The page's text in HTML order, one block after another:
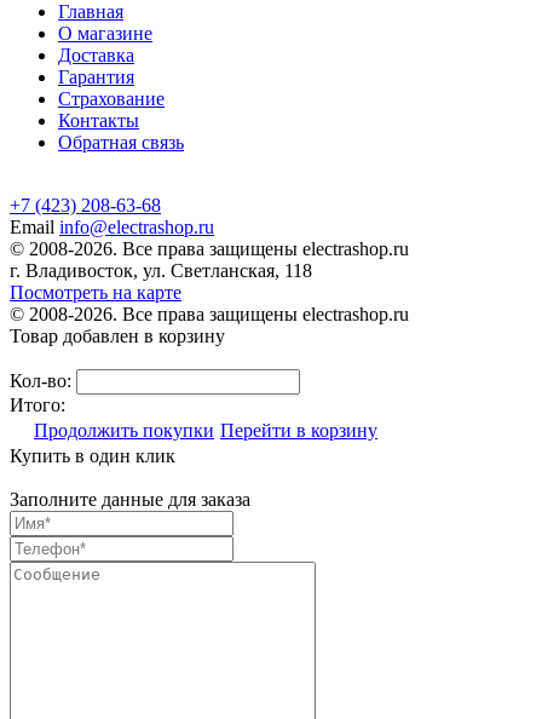
Главная
О магазине
Доставка
Гарантия
Страхование
Контакты
Обратная связь
+7 (423) 208-63-68
Email info@electrashop.ru
© 2008-2026. Все права защищены electrashop.ru
г. Владивосток, ул. Светланская, 118
Посмотреть на карте
© 2008-2026. Все права защищены electrashop.ru
Товар добавлен в корзину
Кол-во:
Итого:
Продолжить покупки Перейти в корзину
Купить в один клик
Заполните данные для заказа